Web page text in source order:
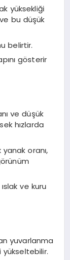
yüksekliği
bu düşük
belirtir.
gösterir
ve düşük
hızlarda
oranı,
ve kuru
yuvarlanma
yükseltebilir.